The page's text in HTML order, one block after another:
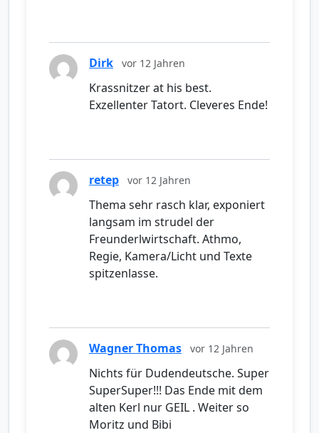
Dirk vor 12 Jahren
Krassnitzer at his best.
Exzellenter Tatort. Cleveres Ende!
retep vor 12 Jahren
Thema sehr rasch klar, exponiert
langsam im strudel der
Freunderlwirtschaft. Athmo,
Regie, Kamera/Licht und Texte
spitzenlasse.
Wagner Thomas vor 12 Jahren
Nichts für Dudendeutsche. Super
SuperSuper!!! Das Ende mit dem
alten Kerl nur GEIL . Weiter so
Moritz und Bibi